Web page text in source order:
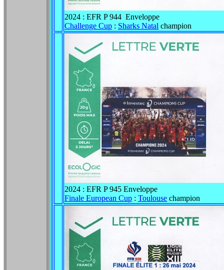
2024 : EFR P 944 Enveloppe
Challenge Cup : Sharks Natal champion
2024 : EFR P 945 Enveloppe
Finale European Cup : Toulouse champion